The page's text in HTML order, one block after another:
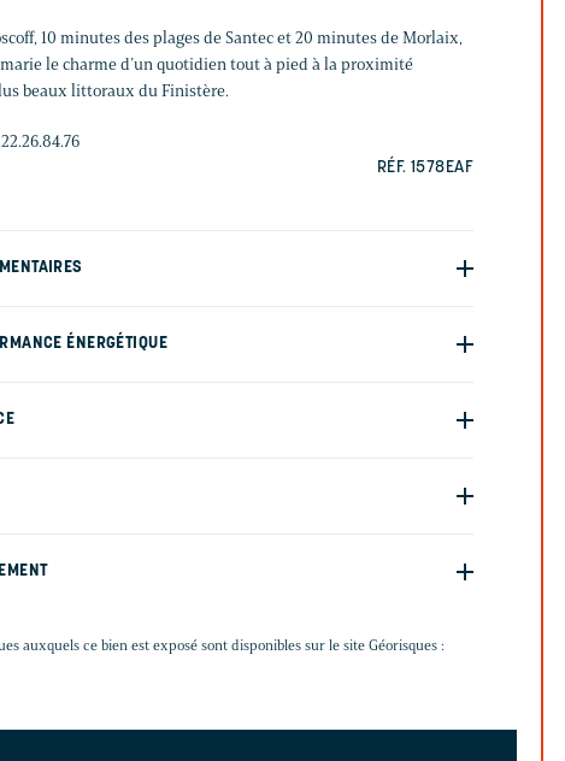
10 minutes des plages de Santec et 20 minutes de Morlaix,
le charme d’un quotidien tout à pied à la proximité
beaux littoraux du Finistère.
RÉF. 1578EAF
ÉNERGÉTIQUE
auxquels ce bien est exposé sont disponibles sur le site Géorisques :